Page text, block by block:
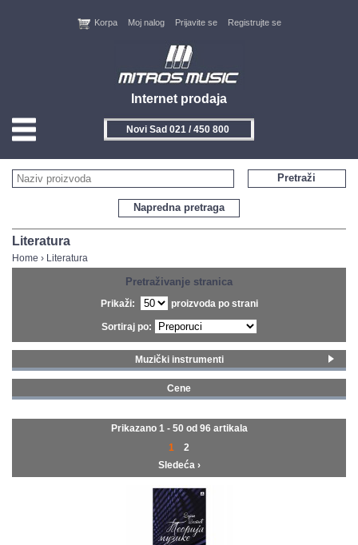
Internet prodaja
Korpa Moj nalog Prijavite se Registrujte se
Novi Sad 021 / 450 800
HOME
KONTAKT
NOVITETI
FEEDBACK
GALERIJA
Napredna pretraga
Pretraži
Literatura
Home › Literatura
Pretraživanje stranica
Prikaži: proizvoda po strani
Sortiraj po:
Muzički instrumenti
Bubnjevi i perkusije (4)
Knjige i diskovi (92)
Cene
500 - 749 € (10)
Prikazano 1 - 50 od 96 artikala
1
2
Sledeća ›